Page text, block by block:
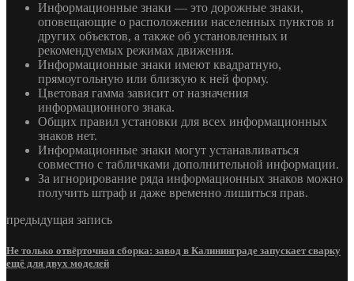
Информационные знаки — это дорожные знаки,
оповещающие о расположении населенных пунктов и
других объектов, а также об установленных и
рекомендуемых режимах движения.
Информационные знаки имеют квадратную,
прямоугольную или близкую к ней форму.
Цветовая гамма зависит от назначения
информационного знака.
Общих правил установки для всех информационных
знаков нет.
Информационные знаки могут устанавливаться
совместно с табличками дополнительной информации.
За игнорирование ряда информационных знаков можно
получить штраф и даже временно лишиться прав.
предыдущая запись
Не только отвёрточная сборка: завод в Калининграде запускает сварку
ещё для двух моделей